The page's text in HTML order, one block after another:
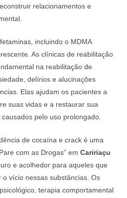
relacionamentos e
incluindo o MDMA
As clínicas de reabilitação
na reabilitação de
delírios e alucinações
Elas ajudam os pacientes a
suas vidas e a restaurar sua
pelo uso prolongado.
de cocaína e crack é uma
com as Drogas” em Caririaçu
e acolhedor para aqueles que
vício nessas substâncias. Os
terapia comportamental